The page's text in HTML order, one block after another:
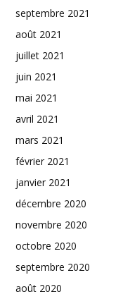
septembre 2021
août 2021
juillet 2021
juin 2021
mai 2021
avril 2021
mars 2021
février 2021
janvier 2021
décembre 2020
novembre 2020
octobre 2020
septembre 2020
août 2020